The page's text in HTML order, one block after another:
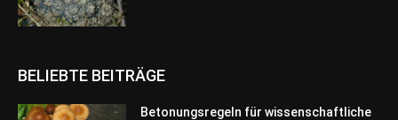
BELIEBTE BEITRÄGE
Betonungsregeln für wissenschaftliche